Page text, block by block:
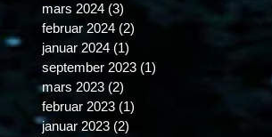
mars 2024 (3)
februar 2024 (2)
januar 2024 (1)
september 2023 (1)
mars 2023 (2)
februar 2023 (1)
januar 2023 (2)